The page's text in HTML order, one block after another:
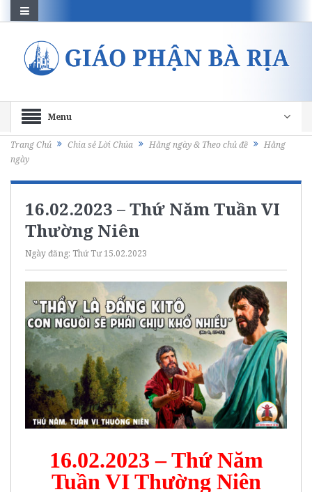
Menu
Trang Chủ Chia sẻ Lời Chúa Hằng ngày & Theo chủ đề
Hằng
ngày
16.02.2023 – Thứ Năm Tuần VI
Thường Niên
Ngày đăng: Thứ Tư 15.02.2023
16.02.2023 – Thứ Năm
Tuần VI Thường Niên